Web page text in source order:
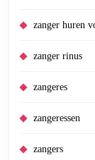
zanger huren
zanger rinus
zangeres
zangeressen
zangers